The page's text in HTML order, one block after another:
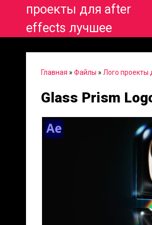
проекты для after
effects лучшее
Главная » Файлы » Лого
Glass Prism